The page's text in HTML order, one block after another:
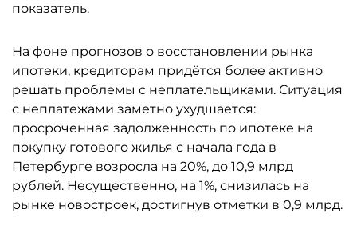
показатель.
На фоне прогнозов о восстановлении рынка
ипотеки, кредиторам придётся более активно
решать проблемы с неплательщиками. Ситуация
с неплатежами заметно ухудшается:
просроченная задолженность по ипотеке на
покупку готового жилья с начала года в
Петербурге возросла на 20%, до 10,9 млрд
рублей. Несущественно, на 1%, снизилась на
рынке новостроек, достигнув отметки в 0,9 млрд.